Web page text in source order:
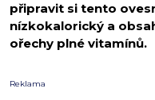
připravit si tento
nízkokalorický a
ořechy plné vitamínů.
Reklama